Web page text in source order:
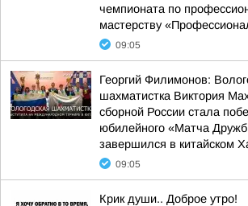
чемпионата по
мастерству
09:05
Георгий Филимонов:
шахматистка Виктория
сборной России стала
юбилейного «Матча
завершился в китайском
09:05
Крик души.. Доброе утро!